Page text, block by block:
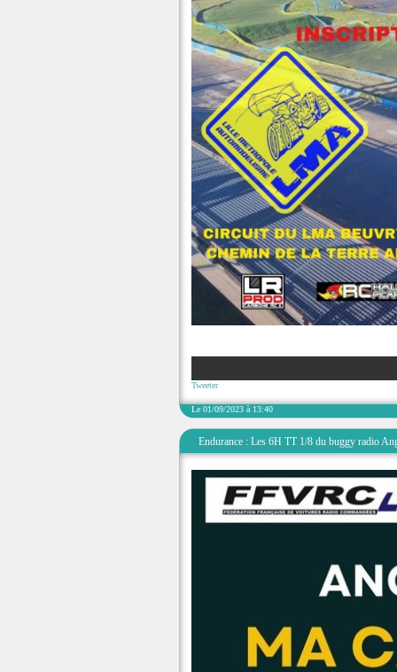
Tweeter
Le 01/09/2023 à 13:40
Endurance : Les 6H TT 1/8 du buggy radio